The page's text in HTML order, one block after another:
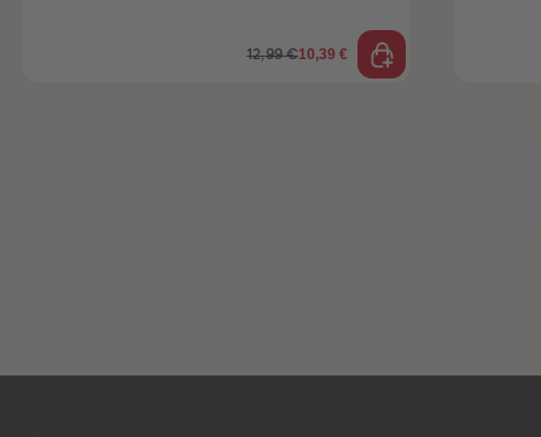
12,99 €10,39 €